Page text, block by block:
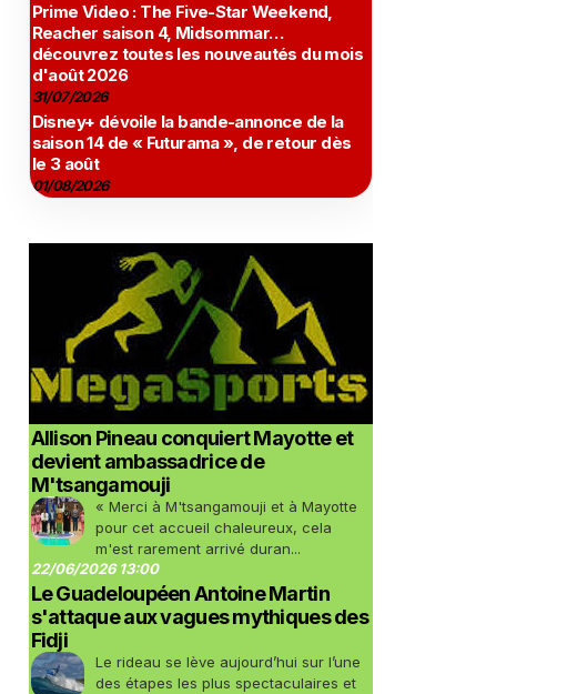
Prime Video : The Five-Star Weekend,
Reacher saison 4, Midsommar…
découvrez toutes les nouveautés du mois
d'août 2026
31/07/2026
Disney+ dévoile la bande-annonce de la
saison 14 de « Futurama », de retour dès
le 3 août
01/08/2026
Allison Pineau conquiert Mayotte et
devient ambassadrice de
M'tsangamouji
« Merci à M'tsangamouji et à Mayotte
pour cet accueil chaleureux, cela
m'est rarement arrivé duran...
22/06/2026 13:00
Le Guadeloupéen Antoine Martin
s'attaque aux vagues mythiques des
Fidji
Le rideau se lève aujourd’hui sur l’une
des étapes les plus spectaculaires et